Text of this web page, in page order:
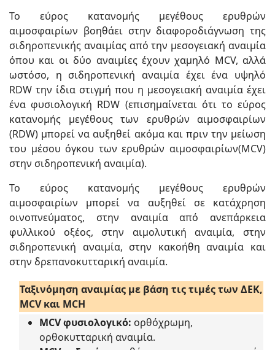
Το εύρος κατανομής μεγέθους ερυθρών
αιμοσφαιρίων βοηθάει στην διαφοροδιάγνωση της
σιδηροπενικής αναιμίας από την μεσογειακή αναιμία
όπου και οι δύο αναιμίες έχουν χαμηλό MCV, αλλά
ωστόσο, η σιδηροπενική αναιμία έχει ένα υψηλό
RDW την ίδια στιγμή που η μεσογειακή αναιμία έχει
ένα φυσιολογική RDW (επισημαίνεται ότι το εύρος
κατανομής μεγέθους των ερυθρών αιμοσφαιρίων
(RDW) μπορεί να αυξηθεί ακόμα και πριν την μείωση
του μέσου όγκου των ερυθρών αιμοσφαιρίων(MCV)
στην σιδηροπενική αναιμία).
Το εύρος κατανομής μεγέθους ερυθρών
αιμοσφαιρίων μπορεί να αυξηθεί σε κατάχρηση
οινοπνεύματος, στην αναιμία από ανεπάρκεια
φυλλικού οξέος, στην αιμολυτική αναιμία, στην
σιδηροπενική αναιμία, στην κακοήθη αναιμία και
στην δρεπανοκυτταρική αναιμία.
Ταξινόμηση αναιμίας με βάση τις τιμές των ΔΕΚ,
MCV και MCH
MCV φυσιολογικό: ορθόχρωμη,
ορθοκυτταρική αναιμία.